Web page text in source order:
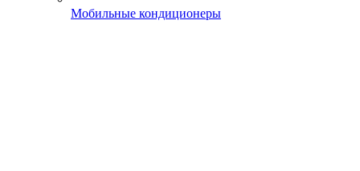
Мобильные кондиционеры